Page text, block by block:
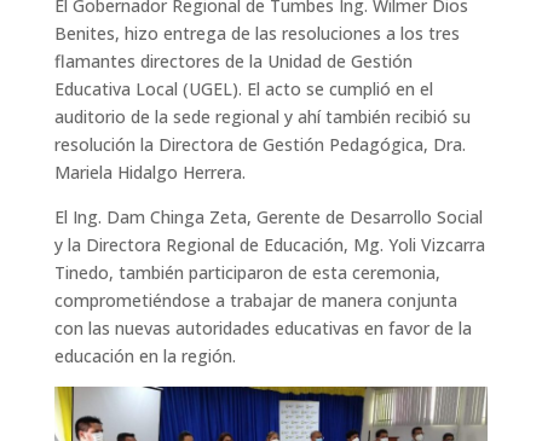
El Gobernador Regional de Tumbes Ing. Wilmer Dios
Benites, hizo entrega de las resoluciones a los tres
flamantes directores de la Unidad de Gestión
Educativa Local (UGEL). El acto se cumplió en el
auditorio de la sede regional y ahí también recibió su
resolución la Directora de Gestión Pedagógica, Dra.
Mariela Hidalgo Herrera.
El Ing. Dam Chinga Zeta, Gerente de Desarrollo Social
y la Directora Regional de Educación, Mg. Yoli Vizcarra
Tinedo, también participaron de esta ceremonia,
comprometiéndose a trabajar de manera conjunta
con las nuevas autoridades educativas en favor de la
educación en la región.